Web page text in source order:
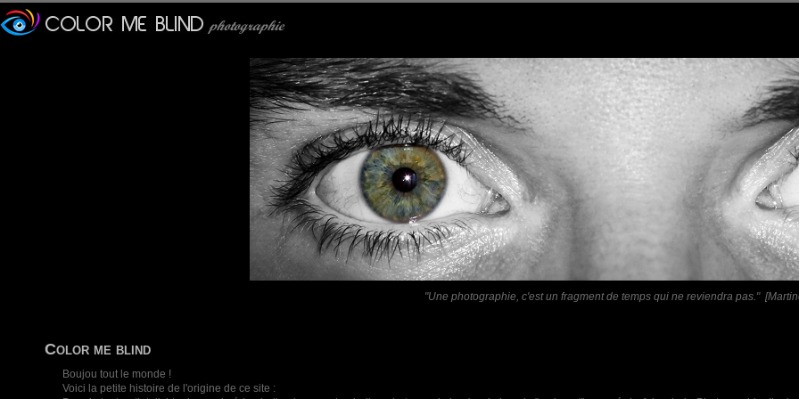
"Une photographie, c'est un fragment de temps qui ne reviendra pas."
Color me blind
Boujou tout le monde !
Voici la petite histoire de l'origine de ce site :